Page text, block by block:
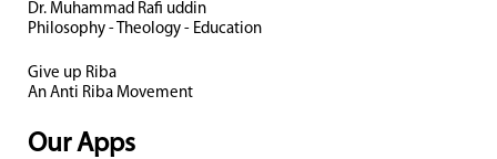
Dr. Muhammad Rafi uddin
Philosophy - Theology - Education
Give up Riba
An Anti Riba Movement
Our Apps